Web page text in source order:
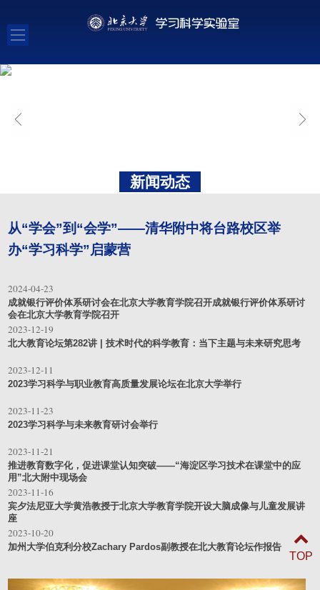
新闻动态
从“学会”到“会学”——清华附中将台路校区举
办“学习科学”启蒙营
2024-04-23
成就银行评价体系研讨会在北京大学教育学院召开成就银行评价体系研讨
会在北京大学教育学院召开
2023-12-19
北大教育论坛第282讲 | 技术时代的科学教育：当下主题与未来研究思考
2023-12-11
2023学习科学与职业教育高质量发展论坛在北京大学举行
2023-11-23
2023学习科学与未来教育研讨会举行
2023-11-21
推进教育数字化，促进课堂认知突破——“海淀区学习技术在课堂中的应
用”北大附中现场会
2023-11-16
宾夕法尼亚大学黄浩教授于北京大学教育学院开设大脑成像与儿童发展讲
座
2023-10-20
加州大学伯克利分校Zachary Pardos副教授在北大教育论坛作报告
TOP